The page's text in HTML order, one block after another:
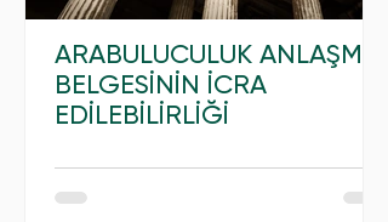
ARABULUCULUK ANLAŞMA
BELGESİNİN İCRA
EDİLEBİLİRLİĞİ